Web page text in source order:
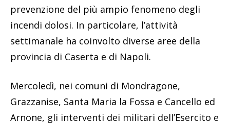
prevenzione del più ampio fenomeno degli
incendi dolosi. In particolare, l’attività
settimanale ha coinvolto diverse aree della
provincia di Caserta e di Napoli.
Mercoledì, nei comuni di Mondragone,
Grazzanise, Santa Maria la Fossa e Cancello ed
Arnone, gli interventi dei militari dell’Esercito e